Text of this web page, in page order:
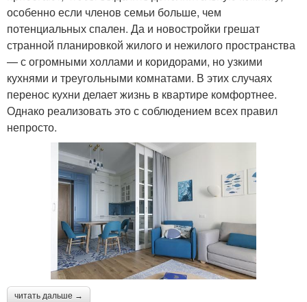
особенно если членов семьи больше, чем
потенциальных спален. Да и новостройки грешат
странной планировкой жилого и нежилого пространства
— с огромными холлами и коридорами, но узкими
кухнями и треугольными комнатами. В этих случаях
перенос кухни делает жизнь в квартире комфортнее.
Однако реализовать это с соблюдением всех правил
непросто.
читать дальше →